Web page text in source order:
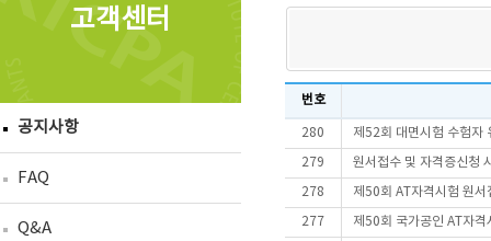
고객센터
공지사항
FAQ
Q&A
번호
280 제52회 대면시험 수험자
279 원서접수 및 자격증신청
278 제50회 AT자격시험 원
277 제50회 국가공인 AT자격